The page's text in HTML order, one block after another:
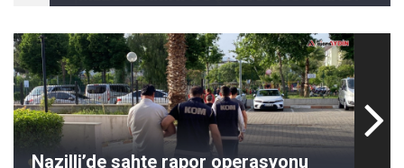
Nazilli’de sahte rapor operasyonu